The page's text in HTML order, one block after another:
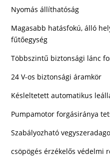
Nyomás állíthatóság
Magasabb hatásfokú, álló
fűtőegység
Többszintű biztonsági lánc
24 V-os biztonsági áramkör
Késleltetett automatikus
Pumpamotor forgásiránya
Szabályozható
csöpögés érzékelős védelmi